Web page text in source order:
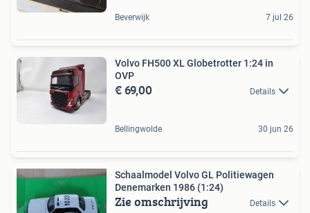
Beverwijk 7 jul 26
Volvo FH500 XL Globetrotter 1:24 in
OVP
€ 69,00 Details
Bellingwolde 30 jun 26
Schaalmodel Volvo GL Politiewagen
Denemarken 1986 (1:24)
Zie omschrijving Details